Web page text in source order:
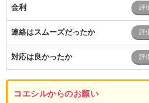
金利
連絡はスムーズだったか
対応は良かったか
コエシルからのお願い